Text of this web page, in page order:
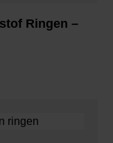
Ringen –